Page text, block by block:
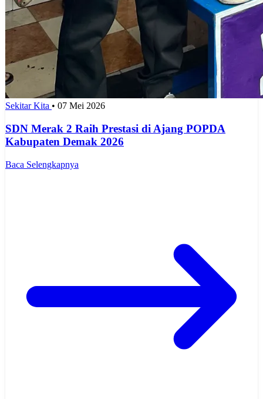
Sekitar Kita • 07 Mei 2026
SDN Merak 2 Raih Prestasi di Ajang POPDA
Kabupaten Demak 2026
Baca Selengkapnya